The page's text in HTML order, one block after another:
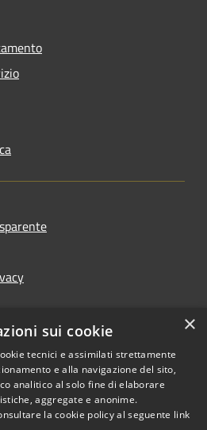
Copyright © 2026 • Comune di
×
sui cookie
tecnici e assimilati strettamente
e alla navigazione del sito,
analitico al solo fine di elaborare
aggregate e anonime.
la cookie policy al seguente link